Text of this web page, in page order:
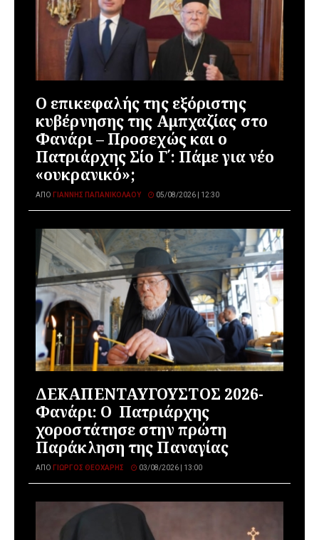
Ο επικεφαλής της εξόριστης
κυβέρνησης της Αμπχαζίας στο
Φανάρι – Προσεχώς και ο
Πατριάρχης Σίο Γ΄: Πάμε για νέο
«ουκρανικό»;
ΑΠΌ ΓΙΆΝΝΗΣ ΠΑΠΑΝΙΚΟΛΆΟΥ 05/08/2026 | 12:30
ΔΕΚΑΠΕΝΤΑΥΓΟΥΣΤΟΣ 2026-
Φανάρι: Ο Πατριάρχης
χοροστάτησε στην πρώτη
Παράκληση της Παναγίας
ΑΠΌ ΓΙΏΡΓΟΣ ΘΕΟΧΆΡΗΣ 03/08/2026 | 13:00